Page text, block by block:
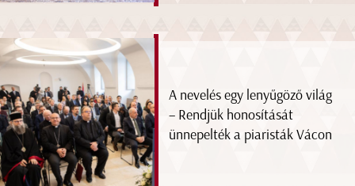
A nevelés egy lenyűgöző világ
– Rendjük honosítását
ünnepelték a piaristák Vácon